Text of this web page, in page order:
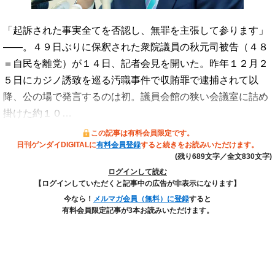
「起訴された事実全てを否認し、無罪を主張して参ります」
――。４９日ぶりに保釈された衆院議員の秋元司被告（４８
＝自民を離党）が１４日、記者会見を開いた。昨年１２月２
５日にカジノ誘致を巡る汚職事件で収賄罪で逮捕されて以
降、公の場で発言するのは初。議員会館の狭い会議室に詰め
掛けた約１０…
この記事は有料会員限定です。
日刊ゲンダイDIGITALに有料会員登録すると続きをお読みいただけます。
(残り689文字／全文830文字)
ログインして読む
【ログインしていただくと記事中の広告が非表示になります】
今なら！ メルマガ会員（無料）に登録すると
有料会員限定記事が3本お読みいただけます。